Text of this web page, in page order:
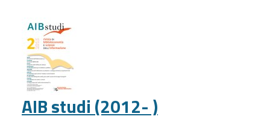
(2004-
1/2017)
AIB studi (2012- )